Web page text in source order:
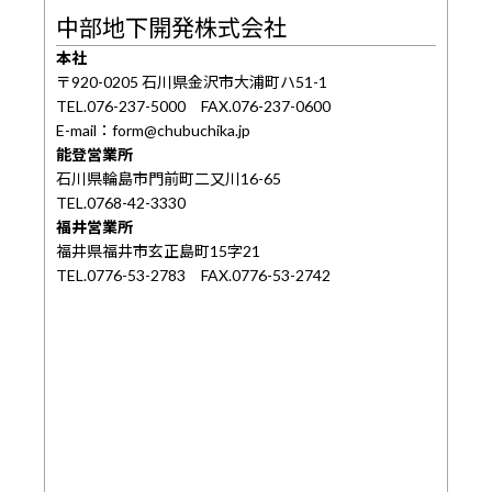
中部地下開発株式会社
本社
〒920-0205 石川県金沢市大浦町ハ51-1
TEL.076-237-5000 FAX.076-237-0600
E-mail：form@chubuchika.jp
能登営業所
石川県輪島市門前町二又川16-65
TEL.0768-42-3330
福井営業所
福井県福井市玄正島町15字21
TEL.0776-53-2783 FAX.0776-53-2742